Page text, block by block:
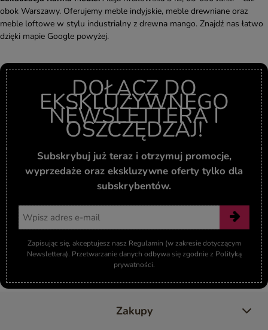
obok Warszawy. Oferujemy meble indyjskie, meble drewniane oraz
meble loftowe w stylu industrialny z drewna mango. Znajdź nas łatwo
dzięki mapie Google powyżej.
DOŁĄCZ DO
EKSKLUZYWNEGO
NEWSLETTERA I
OSZCZĘDZAJ!
Subskrybuj już teraz i otrzymuj promocje,
wyprzedaże oraz ekskluzywne oferty tylko dla
subskrybentów.
Zapisując się, akceptujesz nasz Regulamin (w zakresie dotyczącym
Newslettera). Przetwarzanie danych odbywa się zgodnie z Polityką
prywatności.
Zakupy